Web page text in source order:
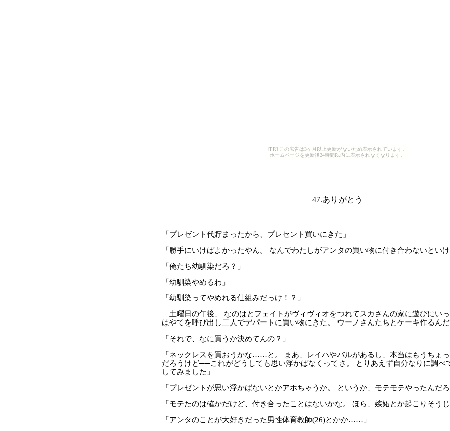
[PR] この広告は3ヶ月以上更新がないため表示されています。
ホームページを更新後24時間以内に表示されなくなります。
47.ありがとう
「プレゼント代貯まったから、プレセント買いにきた」
「勝手にいけばよかったやん。 なんでわたしがアンタの買い物に付き合わないといけ
「俺たち幼馴染だろ？」
「幼馴染やめるわ」
「幼馴染ってやめれる仕組みだっけ！？」
土曜日の午後、 なのはとフェイトがヴィヴィオをつれてスカさんの家に遊びにい
はやてを呼び出し二人でデパートに買い物にきた。 ウーノさんたちとケーキ作るんだ
「それで、なに買うか決めてんの？」
「ネックレスを買おうかな……と。 まあ、レイハやバルがあるし、本当はもうちょ
だろうけど──これがどうしても思い浮かばなくってさ。 とりあえず自分なりに調べ
してみました」
「プレゼントが思い浮かばないとかアホちゃうか。 というか、モテモテやったんだろ
「モテたのは確かだけど、付き合ったことはないかな。 ほら、嫉妬とか起こりそうじ
「アンタのことが大好きだった男性体育教師(26)とかか……」